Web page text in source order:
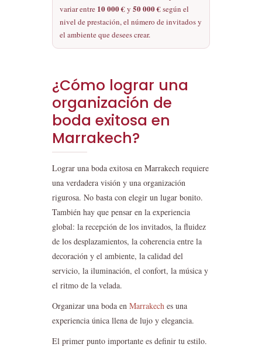
variar entre 10 000 €y 50 000 €según el
nivel de prestación, el número de invitados y
el ambiente que desees crear.
¿Cómo lograr una
organización de
boda exitosa en
Marrakech?
Lograr una boda exitosa en Marrakech requiere
una verdadera visión y una organización
rigurosa. No basta con elegir un lugar bonito.
También hay que pensar en la experiencia
global: la recepción de los invitados, la fluidez
de los desplazamientos, la coherencia entre la
decoración y el ambiente, la calidad del
servicio, la iluminación, el confort, la música y
el ritmo de la velada.
Organizar una boda en Marrakech es una
experiencia única llena de lujo y elegancia.
El primer punto importante es definir tu estilo.